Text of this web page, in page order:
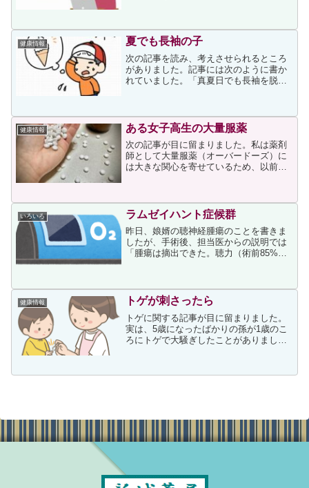
記憶していますが、新型コロナウィルス
の感染拡大をきっかけに2...
健康情報 夏でも長袖の子
次の記事を読み、考えさせられるところ
がありました。記事には次のように書か
れていました。「真夏日でも長袖を脱が
ーカやハイネックのフリー...
健康情報 ある女子高生の大量服薬
次の記事が目に留まりました。私は薬剤
師として大量服薬（オーバードーズ）に
は大きな関心を寄せているため、以前も
せられていて、彼女は大量服薬を繰り返
し、母親に連れられて記事...
いろいろ ラムゼイハント症候群
昨日、娘婿の聴神経腫瘍のことを書きま
したが、手術後、担当医からの説明では
「腫瘍は摘出できた。聴力（術前85%）
た。それが、術側の聴力は無く顔面神経
麻痺が日に日にひどくなり...
健康情報 トゲが刺さったら
トゲに関する記事が目に留まりました。
実は、5歳になったばかりの孫が1歳のこ
ろにトゲで大騒ぎしたことがありまし
気づかなかったようですが、私も最初は